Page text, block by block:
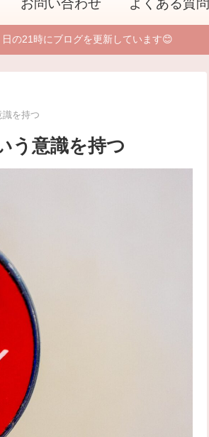
お問い合わせ よくある質問
の21時にブログを更新しています😊
識を持つ
う意識を持つ